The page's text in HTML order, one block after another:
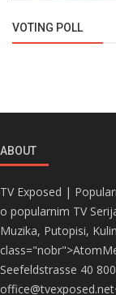
VOTING POLL
ABOUT
TV Exposed |
o popularnim TV
Muzika, Putopisi,
Seefeldstrasse 40